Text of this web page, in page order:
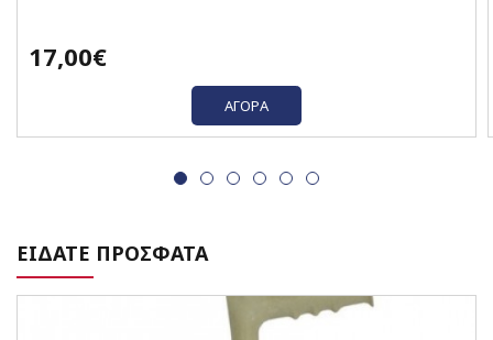
17,00€
ΑΓΟΡΆ
ΕΙΔΑΤΕ ΠΡΟΣΦΑΤΑ